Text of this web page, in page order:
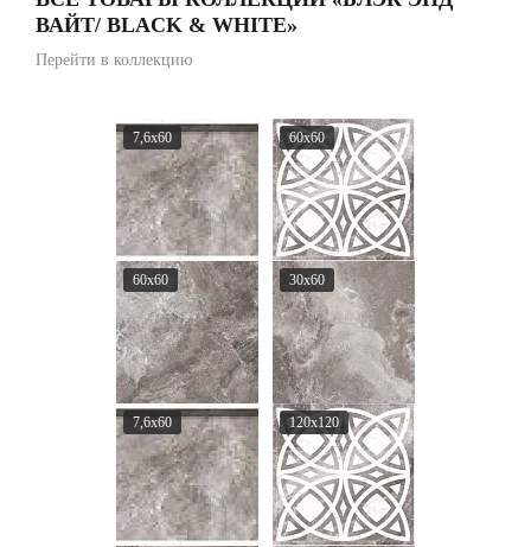
ВАЙТ/ BLACK & WHITE»
Перейти в коллекцию
7,6x60 60x60
60x60 30x60
7,6x60 120x120